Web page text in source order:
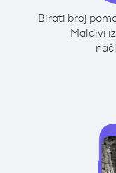
Birati broj
Maldivi